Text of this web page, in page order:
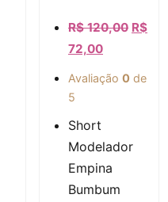
R$120,00 R$
72,00
Avaliação 0 de
5
Short
Modelador
Empina
Bumbum